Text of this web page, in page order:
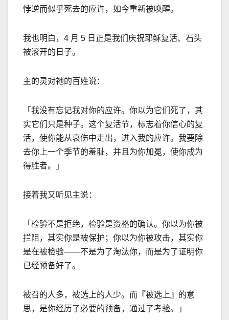
悖逆而似乎死去的应许，如今重新被唤醒。
我也明白， 4 月 5 日正是我们庆祝耶稣复活、石头
被滚开的日子。
主的灵对祂的百姓说：
「我没有忘记我对你的应许。你以为它们死了，其
实它们只是种子。这个复活节，标志着你信心的复
活，使你能从哀伤中走出，进入我的应许。我要除
去你上一个季节的羞耻，并且为你加冕，使你成为
得胜者。」
接着我又听见主说：
「检验不是拒绝，检验是资格的确认。你以为你被
拦阻，其实你是被保护；你以为你被攻击，其实你
是在被检验——不是为了淘汰你，而是为了证明你
已经预备好了。
被召的人多，被选上的人少。而『被选上』的意
思，是你经历了必要的预备，通过了考验。」